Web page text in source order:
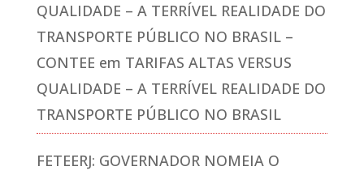
QUALIDADE – A TERRÍVEL REALIDADE DO
TRANSPORTE PÚBLICO NO BRASIL –
CONTEE em TARIFAS ALTAS VERSUS
QUALIDADE – A TERRÍVEL REALIDADE DO
TRANSPORTE PÚBLICO NO BRASIL
FETEERJ: GOVERNADOR NOMEIA O